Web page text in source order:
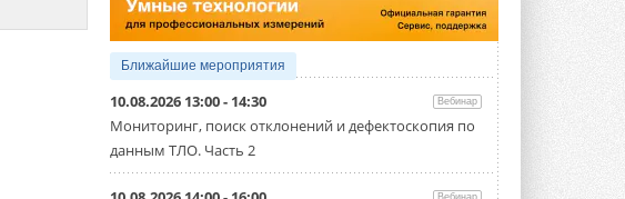
Ближайшие мероприятия
10.08.2026 13:00 - 14:30 Вебинар
Мониторинг, поиск отклонений и дефектоскопия по
данным ТЛО. Часть 2
Вебинар